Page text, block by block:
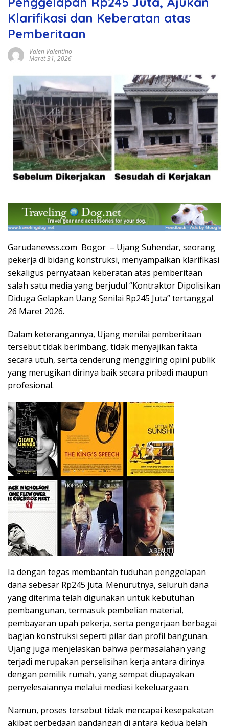
Klarifikasi dan Keberatan atas
Pemberitaan
Valen Valentino
Maret 31, 2026
Garudanewss.com Bogor – Ujang Suhendar, seorang
pekerja di bidang konstruksi, menyampaikan klarifikasi
sekaligus pernyataan keberatan atas pemberitaan
salah satu media yang berjudul “Kontraktor Dipolisikan
Diduga Gelapkan Uang Senilai Rp245 Juta” tertanggal
26 Maret 2026.
Dalam keterangannya, Ujang menilai pemberitaan
tersebut tidak berimbang, tidak menyajikan fakta
secara utuh, serta cenderung menggiring opini publik
yang merugikan dirinya baik secara pribadi maupun
profesional.
Ia dengan tegas membantah tuduhan penggelapan
dana sebesar Rp245 juta. Menurutnya, seluruh dana
yang diterima telah digunakan untuk kebutuhan
pembangunan, termasuk pembelian material,
pembayaran upah pekerja, serta pengerjaan berbagai
bagian konstruksi seperti pilar dan profil bangunan.
Ujang juga menjelaskan bahwa permasalahan yang
terjadi merupakan perselisihan kerja antara dirinya
dengan pemilik rumah, yang sempat diupayakan
penyelesaiannya melalui mediasi kekeluargaan.
Namun, proses tersebut tidak mencapai kesepakatan
akibat perbedaan pandangan di antara kedua belah